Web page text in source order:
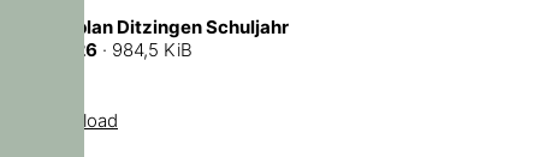
Ferienplan Ditzingen Schuljahr
2025/26 · 984,5 KiB
Download